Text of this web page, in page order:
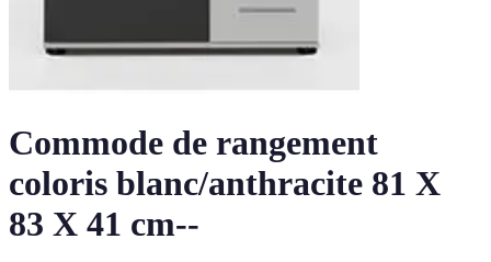
Commode de rangement
coloris blanc/anthracite 81 X
83 X 41 cm--